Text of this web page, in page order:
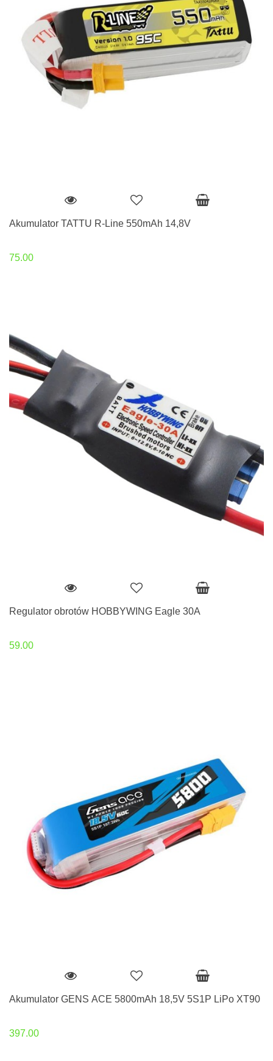
Akumulator TATTU R-Line 550mAh 14,8V
75.00
Regulator obrotów HOBBYWING Eagle 30A
59.00
Akumulator GENS ACE 5800mAh 18,5V 5S1P LiPo XT90
397.00